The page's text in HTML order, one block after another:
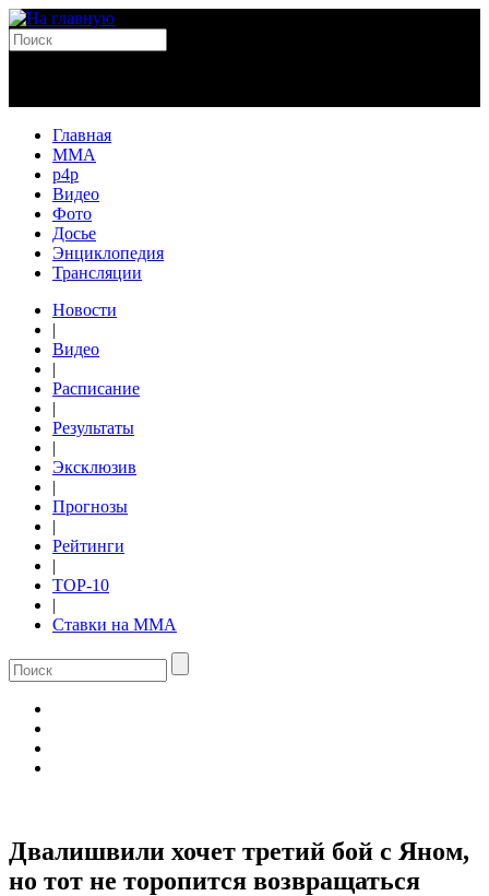
Главная
MMA
p4p
Видео
Фото
Досье
Энциклопедия
Трансляции
Новости
|
Видео
|
Расписание
|
Результаты
|
Эксклюзив
|
Прогнозы
|
Рейтинги
|
TOP-10
|
Ставки на ММА
Двалишвили хочет третий бой с Яном,
но тот не торопится возвращаться